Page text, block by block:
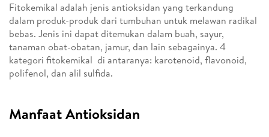
Fitokemikal adalah jenis antioksidan yang terkandung
dalam produk-produk dari tumbuhan untuk melawan radikal
bebas. Jenis ini dapat ditemukan dalam buah, sayur,
tanaman obat-obatan, jamur, dan lain sebagainya. 4
kategori fitokemikal di antaranya: karotenoid, flavonoid,
polifenol, dan alil sulfida.
Manfaat Antioksidan